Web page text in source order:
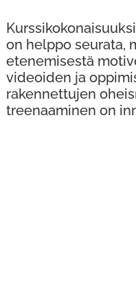
on helppo seurata,
etenemisestä
videoiden ja
rakennettujen
treenaaminen on